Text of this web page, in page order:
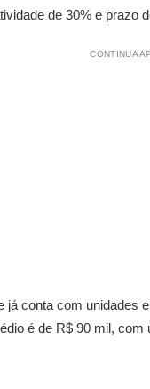
de 30% e prazo
CONTINUA
já conta com unidades
é de R$ 90 mil,